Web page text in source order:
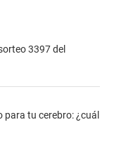
3397 del
tu cerebro: ¿cuál